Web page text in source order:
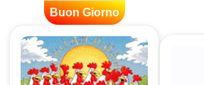
Buon Giorno